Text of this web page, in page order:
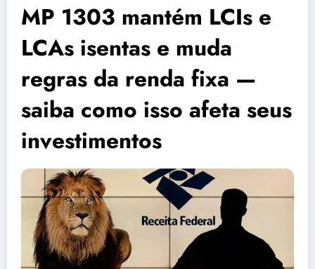
MP 1303 mantém LCIs e
LCAs isentas e muda
regras da renda fixa —
saiba como isso afeta seus
investimentos